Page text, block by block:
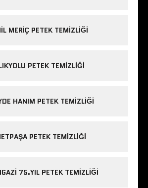
MERIÇ PETEK TEMIZLIĞI
PETEK TEMIZLIĞI
HANIM PETEK TEMIZLIĞI
PETEK TEMIZLIĞI
75.YIL PETEK TEMIZLIĞI